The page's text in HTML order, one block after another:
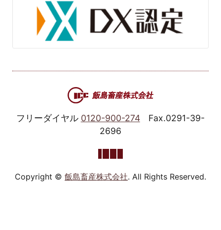
フリーダイヤル 0120-900-274
Fax.0291-39-
2696
Copyright © 飯島畜産株式会社. All Rights Reserved.